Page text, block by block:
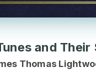
and Their
Thomas